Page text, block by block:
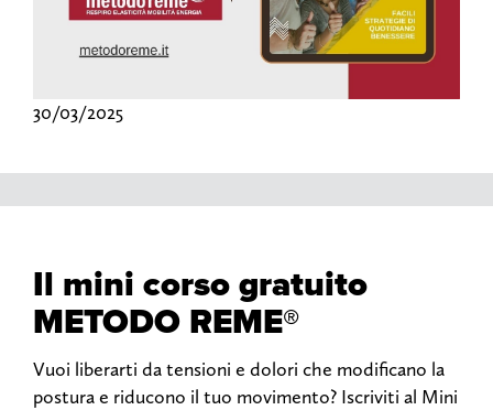
30/03/2025
Il mini corso gratuito
METODO REME®
Vuoi liberarti da tensioni e dolori che modificano la
postura e riducono il tuo movimento? Iscriviti al Mini